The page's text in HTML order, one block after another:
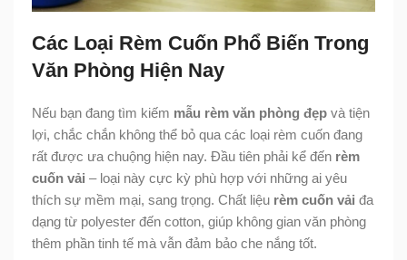
Các Loại Rèm Cuốn Phổ Biến Trong
Văn Phòng Hiện Nay
Nếu bạn đang tìm kiếm mẫu rèm văn phòng đẹp và tiện
lợi, chắc chắn không thể bỏ qua các loại rèm cuốn đang
rất được ưa chuộng hiện nay. Đầu tiên phải kể đến rèm
cuốn vải – loại này cực kỳ phù hợp với những ai yêu
thích sự mềm mại, sang trọng. Chất liệu rèm cuốn vải đa
dạng từ polyester đến cotton, giúp không gian văn phòng
thêm phần tinh tế mà vẫn đảm bảo che nắng tốt.